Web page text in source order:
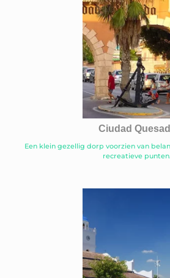
Ciudad
Een klein gezellig dorp voorzien van
recreatieve punten.